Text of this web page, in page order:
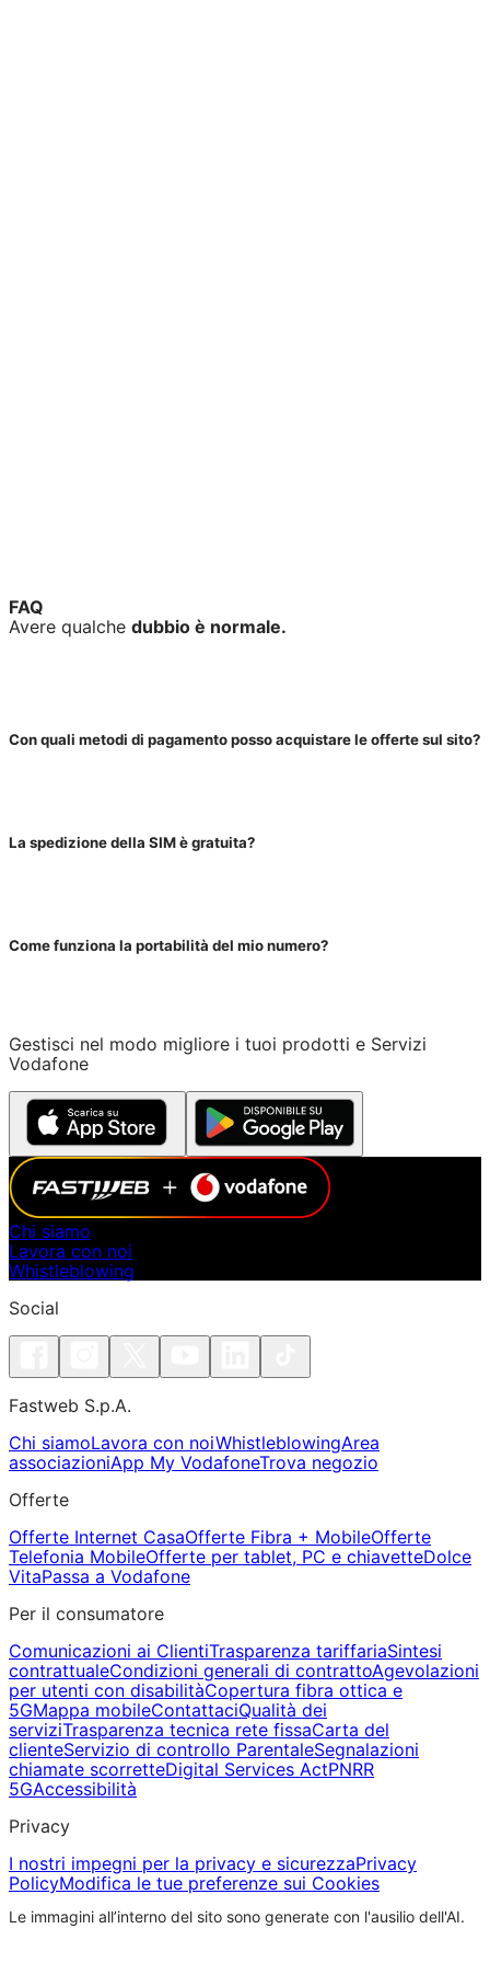
FAQ
Avere qualche dubbio è normale.
Con quali metodi di pagamento posso acquistare le offerte sul sito?
La spedizione della SIM è gratuita?
Come funziona la portabilità del mio numero?
Gestisci nel modo migliore i tuoi prodotti e Servizi
Vodafone
Chi siamo
Lavora con noi
Whistleblowing
Social
Fastweb S.p.A.
Chi siamoLavora con noiWhistleblowingArea
associazioniApp My VodafoneTrova negozio
Offerte
Offerte Internet CasaOfferte Fibra + MobileOfferte
Telefonia MobileOfferte per tablet, PC e chiavetteDolce
VitaPassa a Vodafone
Per il consumatore
Comunicazioni ai ClientiTrasparenza tariffariaSintesi
contrattualeCondizioni generali di contrattoAgevolazioni
per utenti con disabilitàCopertura fibra ottica e
5GMappa mobileContattaciQualità dei
serviziTrasparenza tecnica rete fissaCarta del
clienteServizio di controllo ParentaleSegnalazioni
chiamate scorretteDigital Services ActPNRR
5GAccessibilità
Privacy
I nostri impegni per la privacy e sicurezzaPrivacy
PolicyModifica le tue preferenze sui Cookies
Le immagini all’interno del sito sono generate con l'ausilio dell'AI.